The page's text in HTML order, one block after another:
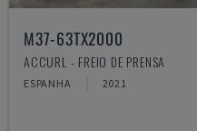
M37-63TX2000
ACCURL - FREIO DE PRENSA
ESPANHA 2021